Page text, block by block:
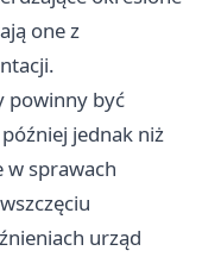
one z
powinny być
jednak niż
w sprawach
urząd